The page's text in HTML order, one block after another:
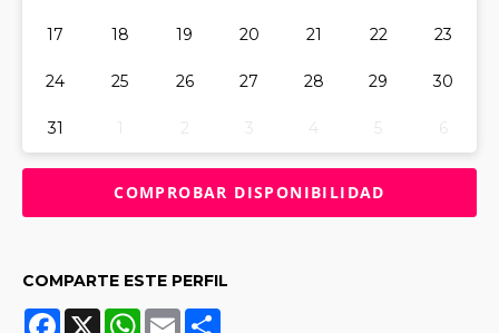
17 18 19 20 21 22 23
24 25 26 27 28 29 30
31
COMPARTE ESTE PERFIL
Facebook
X WhatsApp
Email